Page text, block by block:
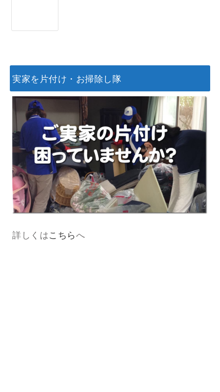
実家を片付け・お掃除し隊
詳しくはこちらへ